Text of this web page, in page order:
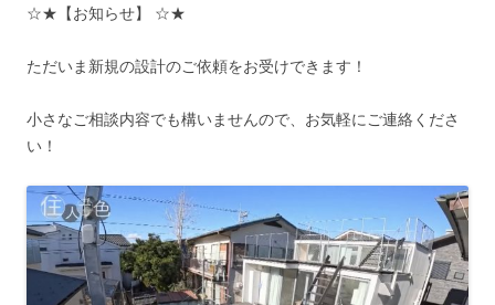
☆★【お知らせ】 ☆★
ただいま新規の設計のご依頼をお受けできます！
小さなご相談内容でも構いませんので、お気軽にご連絡くださ
い！